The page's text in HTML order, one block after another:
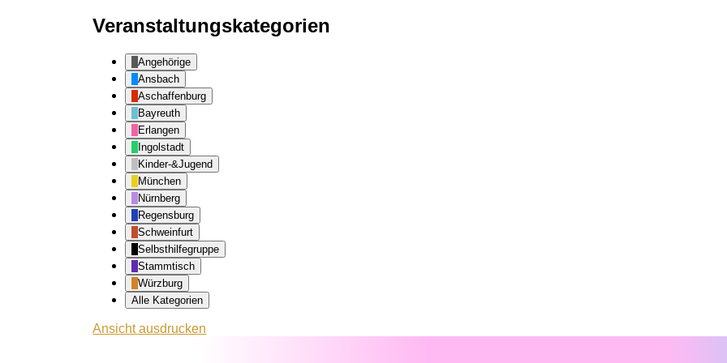
Veranstaltungskategorien
Angehörige
Ansbach
Aschaffenburg
Bayreuth
Erlangen
Ingolstadt
Kinder-&Jugend
München
Nürnberg
Regensburg
Schweinfurt
Selbsthilfegruppe
Stammtisch
Würzburg
Alle Kategorien
Ansichtausdrucken